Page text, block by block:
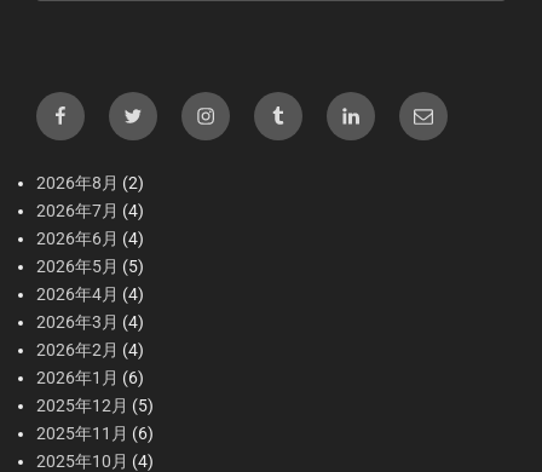
FacebookX（Twitter）Instagramtumblr LInkedIn メ
ー
2026年8月 (2)
2026年7月 (4)
2026年6月 (4)
2026年5月 (5)
2026年4月 (4)
2026年3月 (4)
2026年2月 (4)
2026年1月 (6)
2025年12月 (5)
2025年11月 (6)
2025年10月 (4)